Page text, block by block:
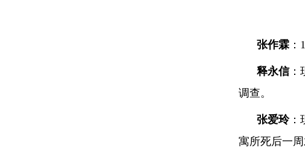
张作霖
释永信：
调查。
张爱玲：
寓所死后一周